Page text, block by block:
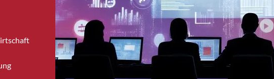
Bronschhofen
Brugg
Brugg AG